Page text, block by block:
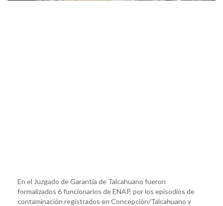
En el Juzgado de Garantía de Talcahuano fueron
formalizados 6 funcionarios de ENAP, por los episodios de
contaminación registrados en Concepción/Talcahuano y